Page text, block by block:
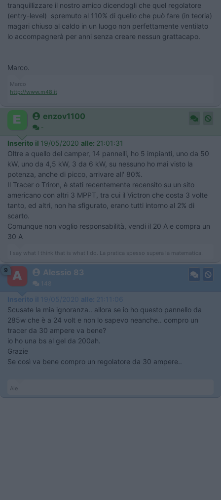
tranquillizzare il nostro amico dicendogli che quel regolatore
(entry-level) spremuto al 110% di quello che può fare (in teoria)
magari chiuso al caldo in un luogo non perfettamente ventilato
lo accompagnerà per anni senza creare nessun grattacapo.
Marco.
Marco
http://www.m48.it
enzov1100
-
Inserito il 19/05/2020 alle: 21:01:31
Oltre a quello del camper, 14 pannelli, ho 5 impianti, uno da 50
kW, uno da 4,5 kW, 3 da 6 kW, su nessuno ho mai visto la
potenza, anche di picco, arrivare all' 80%.
Il Tracer o Triron, è stati recentemente recensito su un sito
americano con altri 3 MPPT, tra cui il Victron che costa 3 volte
tanto, ed altri, non ha sfigurato, erano tutti intorno al 2% di
scarto.
Comunque non voglio responsabilità, vendi il 20 A e compra un
30 A
I say what I think that is what I do. La pratica spesso supera la matematica.
9 Alessio 83
148
Inserito il 19/05/2020 alle: 21:11:06
Scusate la mia ignoranza.. allora se io ho questo pannello da
285w che è a 24 volt e non lo sapevo neanche.. compro un
tracer da 30 ampere va bene?
io ho una bs al gel da 200ah.
Grazie
Se così va bene compro un regolatore da 30 ampere..
Ale